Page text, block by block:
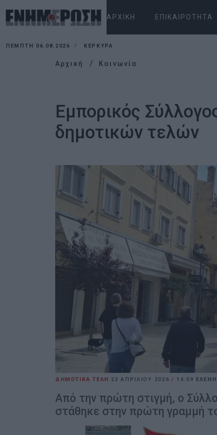
ΑΡΧΙΚΉ ΕΠΙΚΑΙΡΌΤΗΤΑ
ΠΈΜΠΤΗ 06.08.2026 ΚΕΡΚΥΡΑ
Αρχική Κοινωνία
Εμπορικός
δημοτικών τελών
ΔΗΜΟΤΙΚΑ ΤΕΛΗ 23 ΑΠΡΙΛΊΟΥ 2026/ 14:59
Από την πρώτη στιγμή, ο
στάθηκε στην πρώτη γραμμή